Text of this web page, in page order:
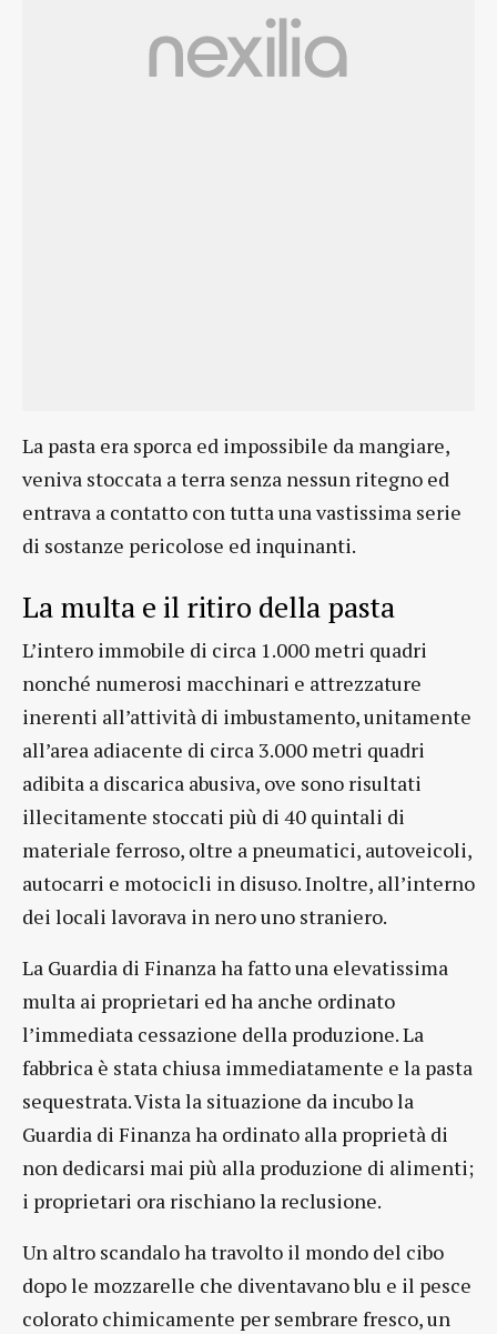
La pasta era sporca ed impossibile da mangiare,
veniva stoccata a terra senza nessun ritegno ed
entrava a contatto con tutta una vastissima serie
di sostanze pericolose ed inquinanti.
La multa e il ritiro della pasta
L’intero immobile di circa 1.000 metri quadri
nonché numerosi macchinari e attrezzature
inerenti all’attività di imbustamento, unitamente
all’area adiacente di circa 3.000 metri quadri
adibita a discarica abusiva, ove sono risultati
illecitamente stoccati più di 40 quintali di
materiale ferroso, oltre a pneumatici, autoveicoli,
autocarri e motocicli in disuso. Inoltre, all’interno
dei locali lavorava in nero uno straniero.
La Guardia di Finanza ha fatto una elevatissima
multa ai proprietari ed ha anche ordinato
l’immediata cessazione della produzione. La
fabbrica è stata chiusa immediatamente e la pasta
sequestrata. Vista la situazione da incubo la
Guardia di Finanza ha ordinato alla proprietà di
non dedicarsi mai più alla produzione di alimenti;
i proprietari ora rischiano la reclusione.
Un altro scandalo ha travolto il mondo del cibo
dopo le mozzarelle che diventavano blu e il pesce
colorato chimicamente per sembrare fresco, un